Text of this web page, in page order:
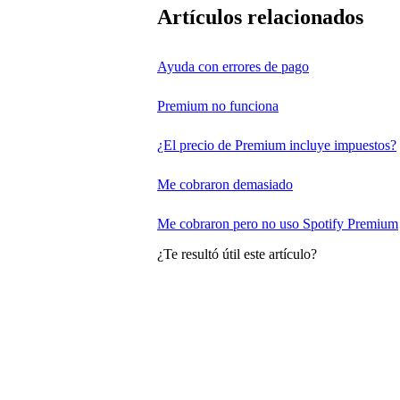
Artículos relacionados
Ayuda con errores de pago
Premium no funciona
¿El precio de Premium incluye impuestos?
Me cobraron demasiado
Me cobraron pero no uso Spotify Premium
¿Te resultó útil este artículo?